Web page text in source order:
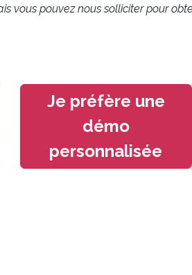
vous pouvez nous solliciter pour
Je préfère une
démo
personnalisée